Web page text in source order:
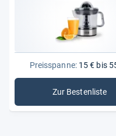
Preisspanne:15 € bis
Zur Bestenliste
: Entsafter